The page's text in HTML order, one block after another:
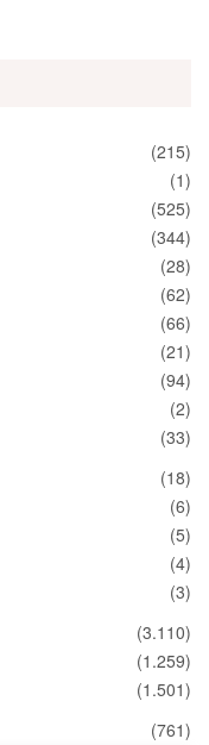
(215)
(1)
(525)
(344)
(28)
(62)
(66)
(21)
(94)
(2)
(33)
(18)
(6)
(5)
(4)
(3)
(3.110)
(1.259)
(1.501)
(761)